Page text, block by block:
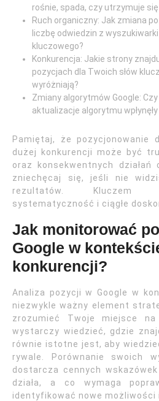
rośnie, spada, czy utrzymuje
Ruch organiczny: Jak zmiana
liczbę odwiedzin z wyszukiwarki
kluczowego?
Konkurencja: Jakie strony
pozycjach dla Twoich słów
wyróżniają?
Zmiany algorytmów Google:
aktualizacje algorytmu
Pamiętaj, że pozycjonowanie
dużej konkurencji może być
oraz konsekwentnych działań
zniechęcaj się, jeśli nie
rezultatów. Kluczem
systematyczność i ciągłe
Jak monitorować
Google w
konkurencji?
Analiza pozycji w Google w
niezwykle ważny element
zrozumieć Twoje miejsce
wystarczy wiedzieć, gdzie
równie istotne jest, aby
rywale. Porównanie swoich
dostarcza cennych
działa, a co wymaga
identyfikować nowe możliwości